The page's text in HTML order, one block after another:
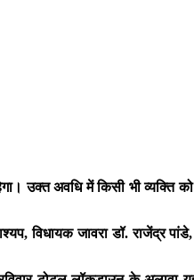
उक्त अवधि में किसी भी व्यक्ति
जावरा डॉ. राजेंद्र पांडे,